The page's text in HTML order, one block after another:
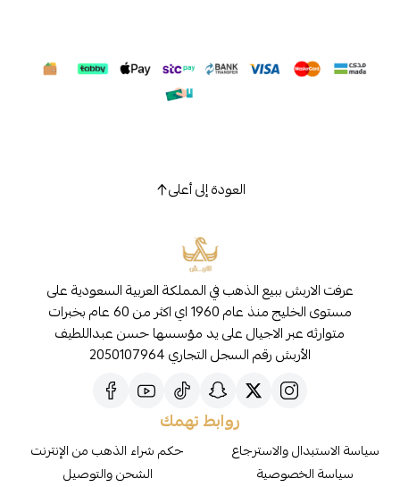
العودة إلى أعلى
عرفت الاربش ببيع الذهب في المملكة العربية السعودية على
مستوى الخليج منذ عام 1960 اي اكثر من 60 عام بخبرات
متوارثه عبر الاجيال على يد مؤسسها حسن عبداللطيف
الأربش رقم السجل التجاري 2050107964
روابط تهمك
سياسة الاستبدال والاسترجاع
سياسة الخصوصية
حكم شراء الذهب من الإنترنت
الشحن والتوصيل